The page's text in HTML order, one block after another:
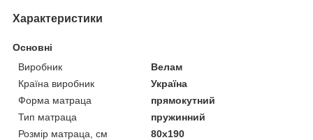
Характеристики
Основні
Виробник
Велам
Країна виробник
Україна
Форма матраца
прямокутний
Тип матраца
пружинний
Розмір матраца, см
80х190